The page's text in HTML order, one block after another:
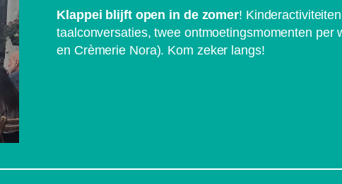
Klappei blijft open in de zomer!
taalconversaties, twee ontmoetingsmomenten per
en Crèmerie Nora). Kom zeker langs!